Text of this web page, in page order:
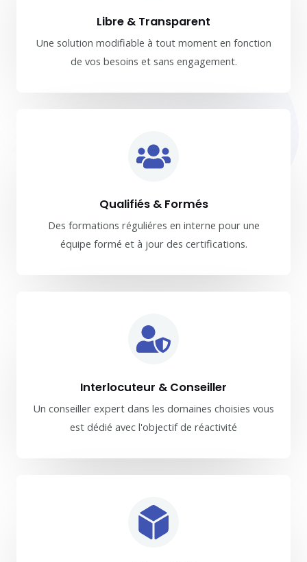
Libre & Transparent
Une solution modifiable à tout moment en fonction
de vos besoins et sans engagement.
Qualifiés & Formés
Des formations réguliéres en interne pour une
équipe formé et à jour des certifications.
Interlocuteur & Conseiller
Un conseiller expert dans les domaines choisies vous
est dédié avec l'objectif de réactivité